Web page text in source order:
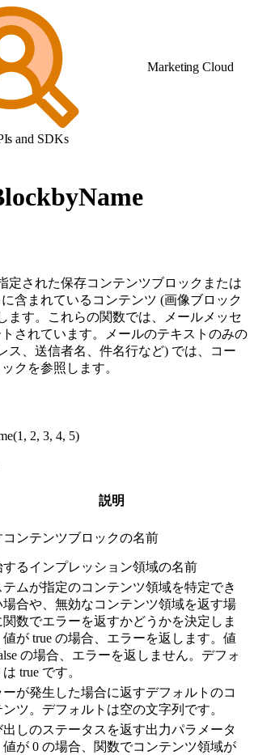
Marketing Cloud
and SDKs
定された保存コンテンツブロックまたは
含まれているコンテンツ (画像ブロック
ます。これらの関数では、メールメッセ
されています。メールのテキストのみの
ス、送信者名、件名行など) では、コー
クを参照します。
2, 3, 4, 5)
説明
コンテンツブロックの名前
するインプレッション領域の名前
テムが指定のコンテンツ領域を特定でき
場合や、無効なコンテンツ領域を返す場
関数でエラーを返すかどうかを決定しま
値が true の場合、エラーを返します。値
の場合、エラーを返しません。デフォ
true です。
ーが発生した場合に返すデフォルトのコ
ンツ。デフォルトは空の文字列です。
出しのステータスを返す出力パラメータ
値が 0 の場合、関数でコンテンツ領域が